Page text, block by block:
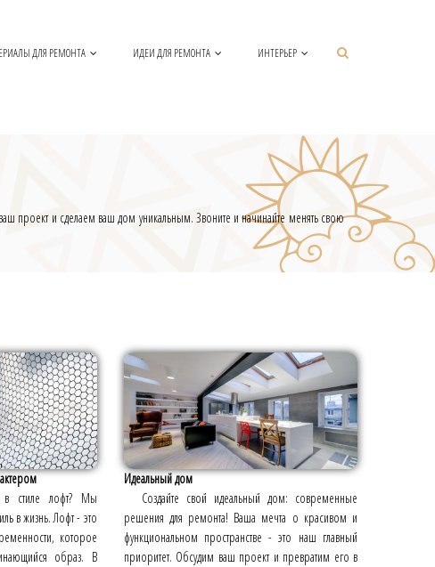
ДЛЯ РЕМОНТА ИДЕИ ДЛЯ РЕМОНТА ИНТЕРЬЕР
проект и сделаем ваш дом уникальным. Звоните и начинайте менять свою
в стиле лофт? Мы
в жизнь. Лофт - это
которое
образ. В
Идеальный дом
Создайте свой идеальный дом: современные
решения для ремонта! Ваша мечта о красивом и
функциональном пространстве - это наш главный
приоритет. Обсудим ваш проект и превратим его в